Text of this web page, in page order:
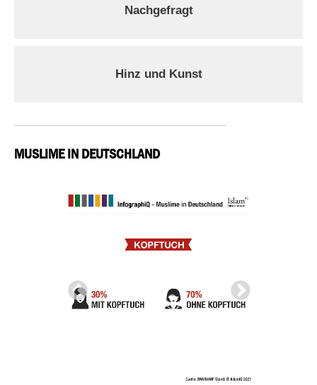
Nachgefragt
Hinz und Kunst
MUSLIME IN DEUTSCHLAND